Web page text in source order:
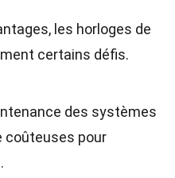
les horloges de
certains défis.
des systèmes
coûteuses pour